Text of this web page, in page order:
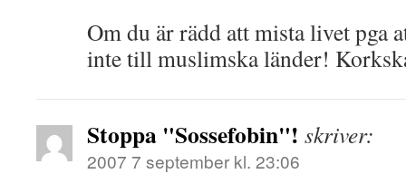
Om du är rädd att mista livet pga
inte till muslimska länder!
Stoppa "Sossefobin"! skriver:
2007 7 september kl. 23:06